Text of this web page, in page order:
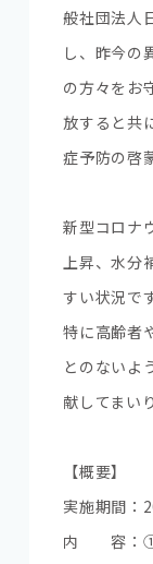
般社団法人
し、昨今の
の方々をお
放すると共
症予防の啓
新型コロナ
上昇、水分
すい状況です
特に高齢者
とのないよ
献してまい
【概要】
実施期間：
内 容：①